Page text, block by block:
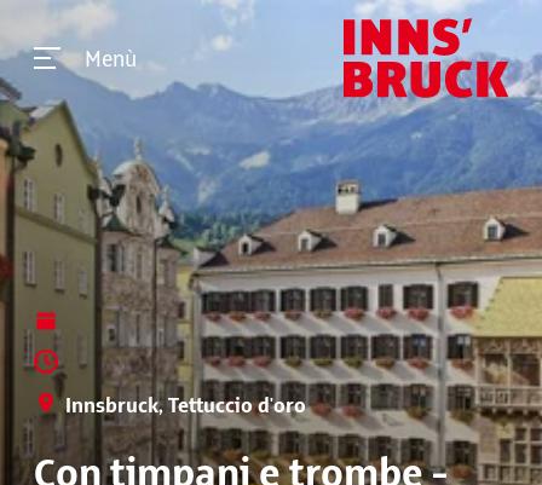
Menù
Innsbruck, Tettuccio d'oro
Con timpani e trombe -